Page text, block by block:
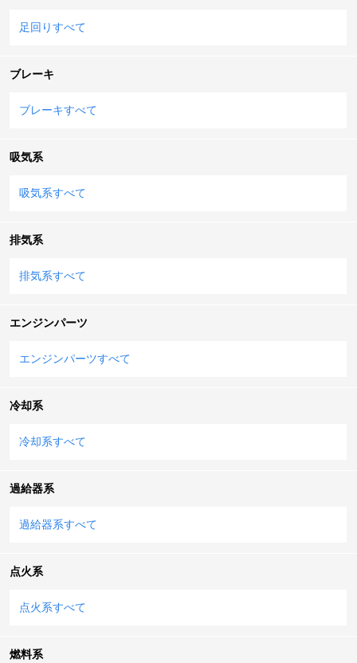
足回りすべて
ブレーキ
ブレーキすべて
吸気系
吸気系すべて
排気系
排気系すべて
エンジンパーツ
エンジンパーツすべて
冷却系
冷却系すべて
過給器系
過給器系すべて
点火系
点火系すべて
燃料系